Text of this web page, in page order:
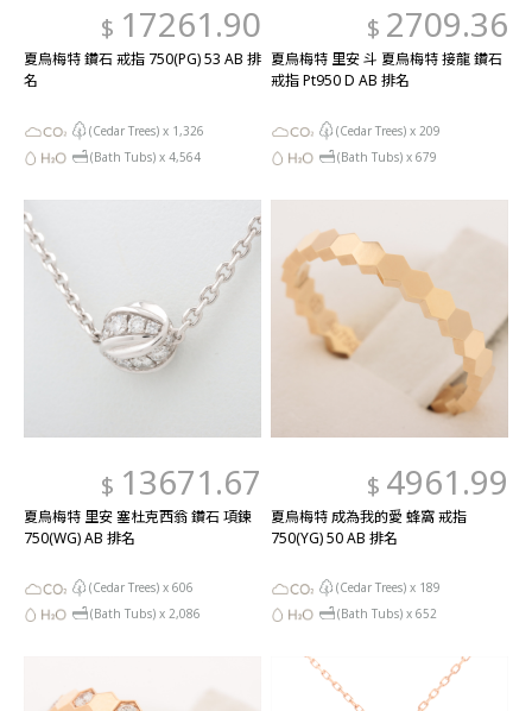
$ 17261.90
夏烏梅特 鑽石 戒指 750(PG) 53 AB 排
名
(Cedar Trees) x 1,326
(Bath Tubs) x 4,564
$ 2709.36
夏烏梅特 里安 斗 夏烏梅特 接龍 鑽石
戒指 Pt950 D AB 排名
(Cedar Trees) x 209
(Bath Tubs) x 679
$ 13671.67
夏烏梅特 里安 塞杜克西翁 鑽石 項鍊
750(WG) AB 排名
(Cedar Trees) x 606
(Bath Tubs) x 2,086
$ 4961.99
夏烏梅特 成為我的愛 蜂窩 戒指
750(YG) 50 AB 排名
(Cedar Trees) x 189
(Bath Tubs) x 652